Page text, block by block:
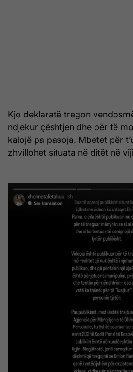
Kjo deklaratë tregon
ndjekur çështjen dhe për të
kalojë pa pasoja. Mbetet për
zhvillohet situata në ditët në